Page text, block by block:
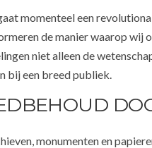
momenteel een
de manier waarop wij
niet alleen de
bij een breed publiek.
monumenten en